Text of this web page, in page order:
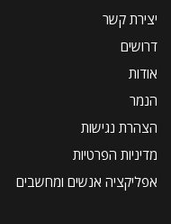
יצירת קשר
דרושים
אודות
הנמר
הצהרת נגישות
מדיניות הפרטיות
אפליקציה אנשים ומחשבים